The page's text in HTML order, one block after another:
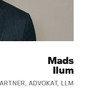
Mads
Ilum
ADVOKAT, LLM